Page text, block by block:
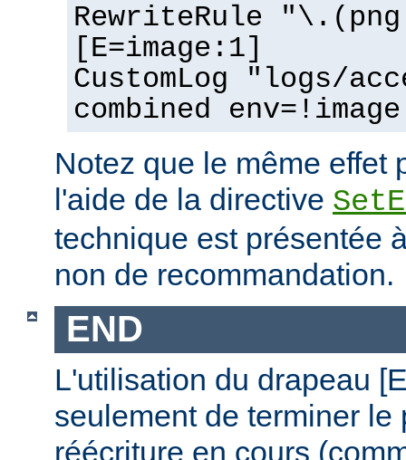
RewriteRule
[E=image:1]
CustomLog "logs/
combined env=!image
Notez que le même effet
l'aide de la directive
technique est présentée
non de recommandation.
END
L'utilisation du drapeau
seulement de terminer le
réécriture en cours